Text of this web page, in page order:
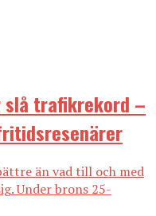
trafikrekord –
än vad till och med
Under brons 25-